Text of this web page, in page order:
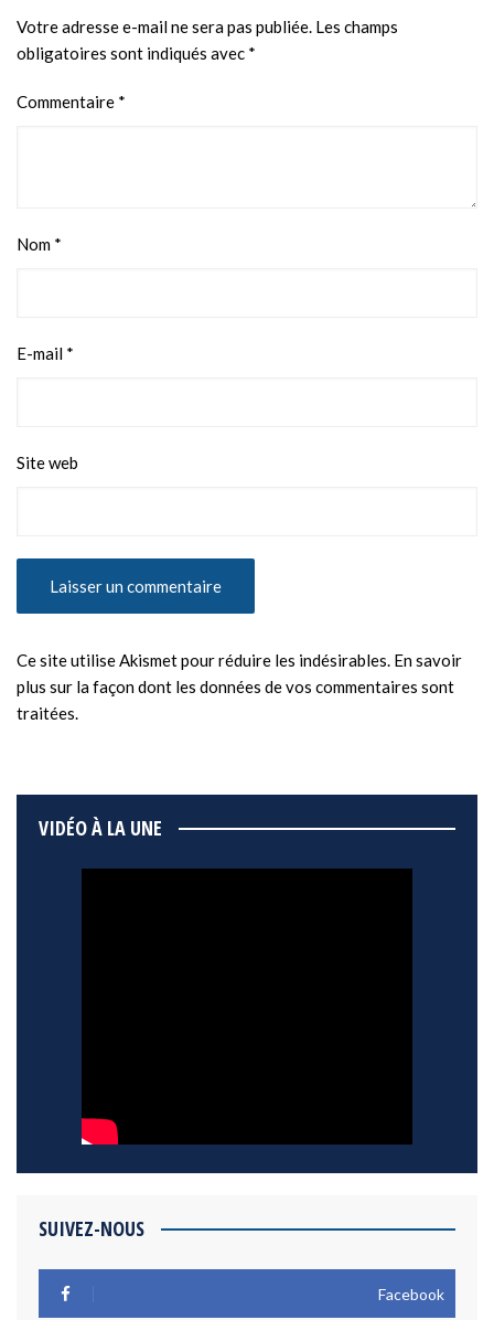
Votre adresse e-mail ne sera pas publiée. Les champs
obligatoires sont indiqués avec *
Commentaire *
Nom *
E-mail *
Site web
Ce site utilise Akismet pour réduire les indésirables. En savoir
plus sur la façon dont les données de vos commentaires sont
traitées.
VIDÉO À LA UNE
SUIVEZ-NOUS
Facebook